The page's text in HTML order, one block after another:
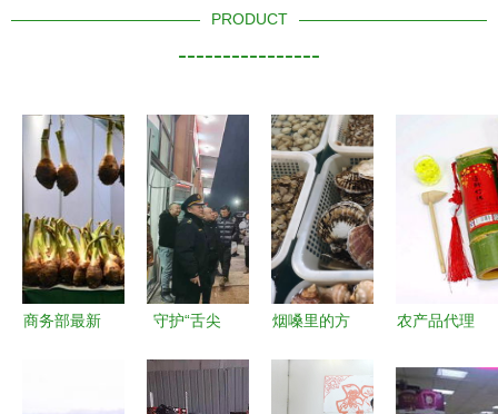
PRODUCT
----------------
商务部最新
守护“舌尖
河北全省夜
烟嗓里的方
海吉星蔬菜
农产品代理
产品代理加